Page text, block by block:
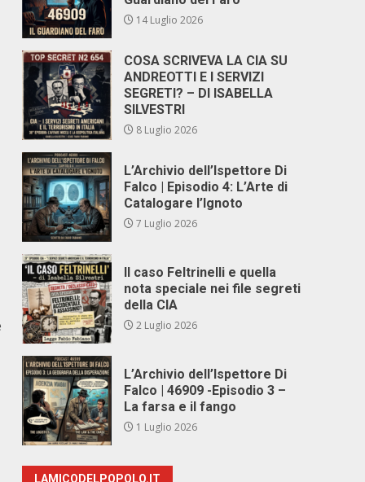
14 Luglio 2026
COSA SCRIVEVA LA CIA SU
ANDREOTTI E I SERVIZI
SEGRETI? – DI ISABELLA
SILVESTRI
8 Luglio 2026
L’Archivio dell’Ispettore Di
Falco | Episodio 4: L’Arte di
Catalogare l’Ignoto
7 Luglio 2026
Il caso Feltrinelli e quella
nota speciale nei file segreti
della CIA
2 Luglio 2026
L’Archivio dell’Ispettore Di
Falco | 46909 -Episodio 3 –
La farsa e il fango
1 Luglio 2026
LAMICODELPOPOLO.IT